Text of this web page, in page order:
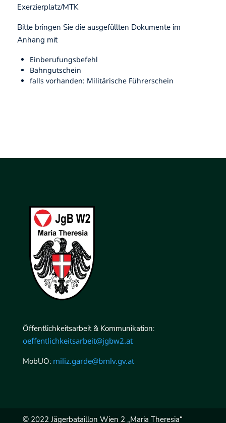
Exerzierplatz/MTK
Bitte bringen Sie die ausgefüllten Dokumente im
Anhang mit
Einberufungsbefehl
Bahngutschein
falls vorhanden: Militärische Führerschein
Öffentlichkeitsarbeit & Kommunikation:
oeffentlichkeitsarbeit@jgbw2.at
MobUO: miliz.garde@bmlv.gv.at
© 2022 Jägerbataillon Wien 2 „Maria Theresia“